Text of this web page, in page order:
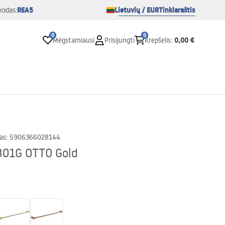
REA5 Lietuvių / EURTinklaraštis
0
Mėgstamiausi Prisijungti
0
Krepšelis: 0,00 €
: 5906366028144
OTTO Gold